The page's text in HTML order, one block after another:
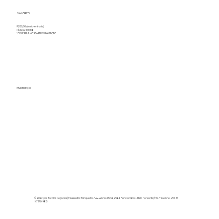
ENDEREÇO
VALORES:
R$20,00 (meia-entrada)
R$40,00 inteira
*CONFIRA A NOSSA PROGRAMAÇÃO
© 2026 por Escalar Negócios | Museu dos Brinquedos• Av. Afonso Pena, 2564, Funcionários - Belo Horizonte/MG • Telefone: +55 31
97170-1480